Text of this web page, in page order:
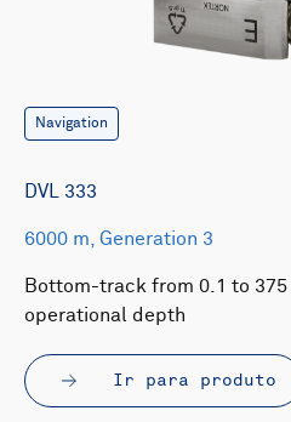
Navigation
DVL 333
6000 m, Generation 3
Bottom-track from 0.1 to 375
operational depth
Ir para produto